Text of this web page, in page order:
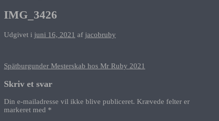
IMG_3426
Udgivet i juni 16, 2021 af jacobruby
Indlægsnavigation
Spätburgunder Mesterskab hos Mr Ruby 2021
Skriv et svar
Din e-mailadresse vil ikke blive publiceret. Krævede felter er
markeret med *